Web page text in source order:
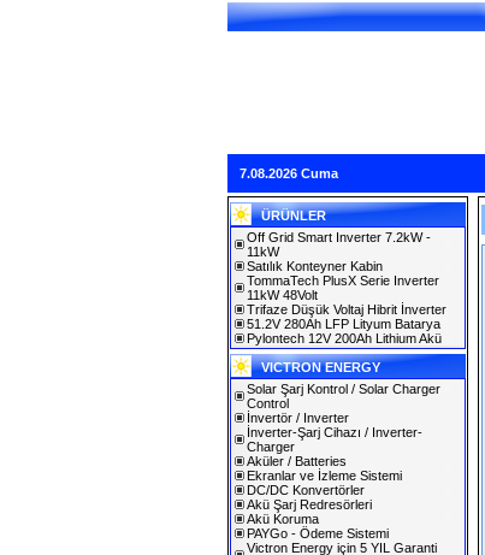
7.08.2026 Cuma
ÜRÜNLER
Off Grid Smart Inverter 7.2kW -
11kW
Satılık Konteyner Kabin
TommaTech PlusX Serie Inverter
11kW 48Volt
Trifaze Düşük Voltaj Hibrit İnverter
51.2V 280Ah LFP Lityum Batarya
Pylontech 12V 200Ah Lithium Akü
VICTRON ENERGY
Solar Şarj Kontrol / Solar Charger
Control
İnvertör / Inverter
İnverter-Şarj Cihazı / Inverter-
Charger
Aküler / Batteries
Ekranlar ve İzleme Sistemi
DC/DC Konvertörler
Akü Şarj Redresörleri
Akü Koruma
PAYGo - Ödeme Sistemi
Victron Energy için 5 YIL Garanti